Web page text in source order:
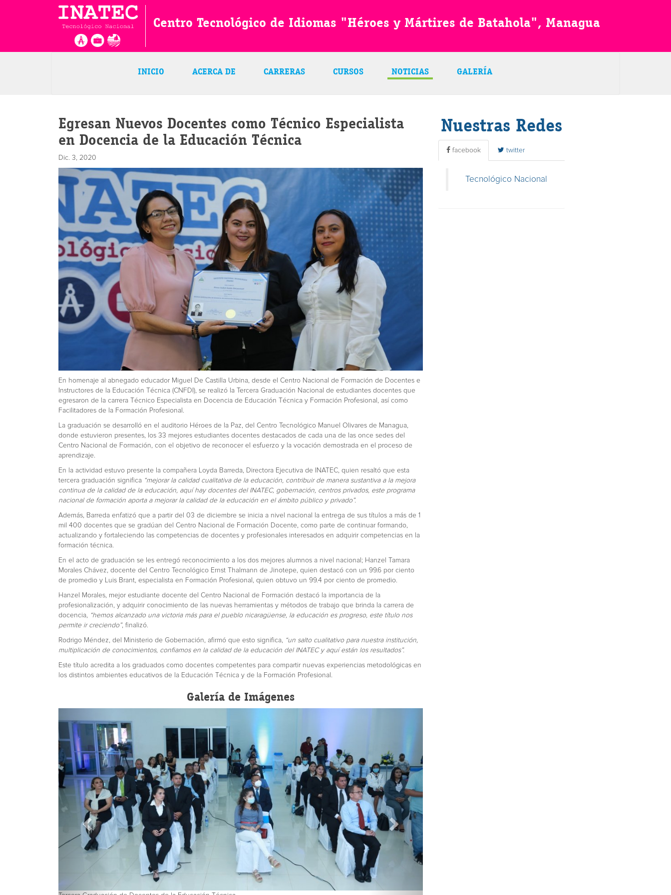
Centro Tecnológico de Idiomas "Héroes y Mártires de Batahola", Managua
INICIO ACERCA DE CARRERAS CURSOS NOTICIAS GALERÍA
Egresan Nuevos Docentes como Técnico Especialista
en Docencia de la Educación Técnica
Dic. 3, 2020
En homenaje al abnegado educador Miguel De Castilla Urbina, desde el Centro Nacional de Formación de Docentes e
Instructores de la Educación Técnica (CNFDI), se realizó la Tercera Graduación Nacional de estudiantes docentes que
egresaron de la carrera Técnico Especialista en Docencia de Educación Técnica y Formación Profesional, así como
Facilitadores de la Formación Profesional.
La graduación se desarrolló en el auditorio Héroes de la Paz, del Centro Tecnológico Manuel Olivares de Managua,
donde estuvieron presentes, los 33 mejores estudiantes docentes destacados de cada una de las once sedes del
Centro Nacional de Formación, con el objetivo de reconocer el esfuerzo y la vocación demostrada en el proceso de
aprendizaje.
En la actividad estuvo presente la compañera Loyda Barreda, Directora Ejecutiva de INATEC, quien resaltó que esta
tercera graduación significa “mejorar la calidad cualitativa de la educación, contribuir de manera sustantiva a la mejora
continua de la calidad de la educación, aquí hay docentes del INATEC, gobernación, centros privados, este programa
nacional de formación aporta a mejorar la calidad de la educación en el ámbito público y privado”.
Además, Barreda enfatizó que a partir del 03 de diciembre se inicia a nivel nacional la entrega de sus títulos a más de 1
mil 400 docentes que se gradúan del Centro Nacional de Formación Docente, como parte de continuar formando,
actualizando y fortaleciendo las competencias de docentes y profesionales interesados en adquirir competencias en la
formación técnica.
En el acto de graduación se les entregó reconocimiento a los dos mejores alumnos a nivel nacional; Hanzel Tamara
Morales Chávez, docente del Centro Tecnológico Ernst Thalmann de Jinotepe, quien destacó con un 99.6 por ciento
de promedio y Luis Brant, especialista en Formación Profesional, quien obtuvo un 99.4 por ciento de promedio.
Hanzel Morales, mejor estudiante docente del Centro Nacional de Formación destacó la importancia de la
profesionalización, y adquirir conocimiento de las nuevas herramientas y métodos de trabajo que brinda la carrera de
docencia, “hemos alcanzado una victoria más para el pueblo nicaragüense, la educación es progreso, este título nos
permite ir creciendo”, finalizó.
Rodrigo Méndez, del Ministerio de Gobernación, afirmó que esto significa, “un salto cualitativo para nuestra institución,
multiplicación de conocimientos, confiamos en la calidad de la educación del INATEC y aquí están los resultados”.
Este título acredita a los graduados como docentes competentes para compartir nuevas experiencias metodológicas en
los distintos ambientes educativos de la Educación Técnica y de la Formación Profesional.
Galería de Imágenes
Nuestras Redes
facebook twitter
Tecnológico Nacional